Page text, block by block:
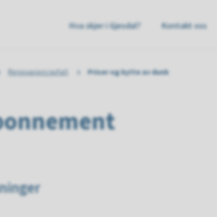
Hva skjer i Gjesdal? Kontakt oss
Renovasjon/avfall Priser og bytte av dunk